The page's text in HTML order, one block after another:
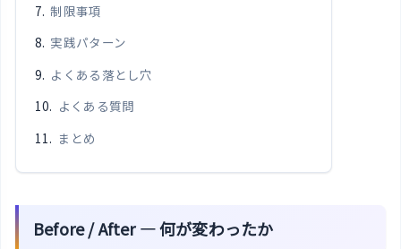
制限事項
実践パターン
よくある落とし穴
よくある質問
まとめ
Before / After — 何が変わったか